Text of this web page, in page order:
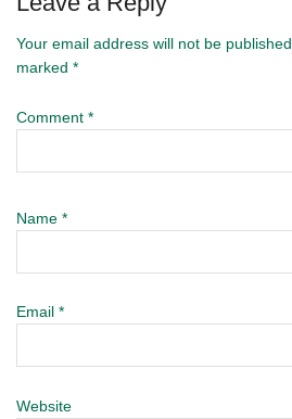
Your email address will not be published.
marked *
Comment *
Name *
Email *
Website